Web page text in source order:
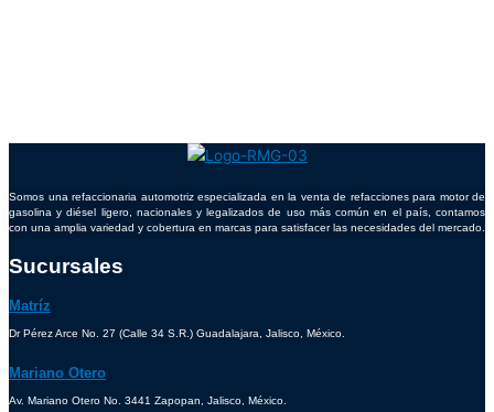
Somos una refaccionaria automotriz especializada en la venta de refacciones para motor de
gasolina y diésel ligero, nacionales y legalizados de uso más común en el país, contamos
con una amplia variedad y cobertura en marcas para satisfacer las necesidades del mercado.
Sucursales
Matríz
Dr Pérez Arce No. 27 (Calle 34 S.R.) Guadalajara, Jalisco, México.
Mariano Otero
Av. Mariano Otero No. 3441 Zapopan, Jalisco, México.